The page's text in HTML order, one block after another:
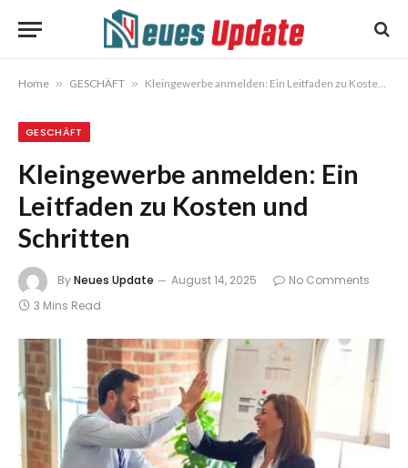
Home » GESCHÄFT » Kleingewerbe anmelden: Ein Leitfaden zu Kosten und Schritten
GESCHÄFT
Kleingewerbe anmelden: Ein
Leitfaden zu Kosten und
Schritten
ByNeues Update August 14, 2025
No Comments
3 Mins Read